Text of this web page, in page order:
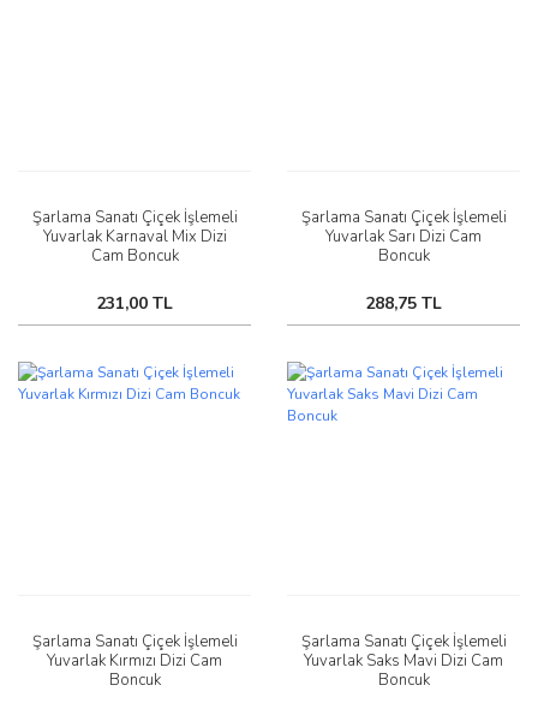
Şarlama Sanatı Çiçek İşlemeli
Yuvarlak Karnaval Mix Dizi
Cam Boncuk
231,00 TL
Şarlama Sanatı Çiçek İşlemeli
Yuvarlak Sarı Dizi Cam
Boncuk
288,75 TL
Şarlama Sanatı Çiçek İşlemeli
Yuvarlak Kırmızı Dizi Cam
Boncuk
Şarlama Sanatı Çiçek İşlemeli
Yuvarlak Saks Mavi Dizi Cam
Boncuk